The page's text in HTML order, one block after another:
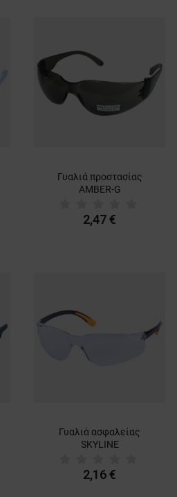
Γυαλιά προστασίας
AMBER-G
2,47 €
Γυαλιά ασφαλείας
SKYLINE
2,16 €